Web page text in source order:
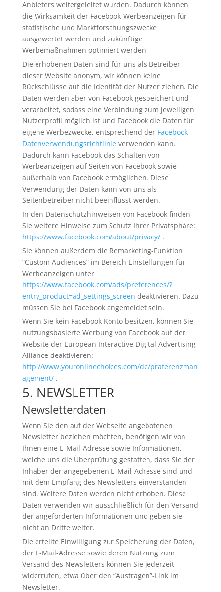
Anbieters weitergeleitet wurden. Dadurch können
die Wirksamkeit der Facebook-Werbeanzeigen für
statistische und Marktforschungszwecke
ausgewertet werden und zukünftige
Werbemaßnahmen optimiert werden.
Die erhobenen Daten sind für uns als Betreiber
dieser Website anonym, wir können keine
Rückschlüsse auf die Identität der Nutzer ziehen. Die
Daten werden aber von Facebook gespeichert und
verarbeitet, sodass eine Verbindung zum jeweiligen
Nutzerprofil möglich ist und Facebook die Daten für
eigene Werbezwecke, entsprechend der Facebook-
Datenverwendungsrichtlinie verwenden kann.
Dadurch kann Facebook das Schalten von
Werbeanzeigen auf Seiten von Facebook sowie
außerhalb von Facebook ermöglichen. Diese
Verwendung der Daten kann von uns als
Seitenbetreiber nicht beeinflusst werden.
In den Datenschutzhinweisen von Facebook finden
Sie weitere Hinweise zum Schutz Ihrer Privatsphäre:
https://www.facebook.com/about/privacy/ .
Sie können außerdem die Remarketing-Funktion
“Custom Audiences” im Bereich Einstellungen für
Werbeanzeigen unter
https://www.facebook.com/ads/preferences/?
entry_product=ad_settings_screen deaktivieren. Dazu
müssen Sie bei Facebook angemeldet sein.
Wenn Sie kein Facebook Konto besitzen, können Sie
nutzungsbasierte Werbung von Facebook auf der
Website der European Interactive Digital Advertising
Alliance deaktivieren:
http://www.youronlinechoices.com/de/praferenzman
agement/ .
5. NEWSLETTER
Newsletterdaten
Wenn Sie den auf der Webseite angebotenen
Newsletter beziehen möchten, benötigen wir von
Ihnen eine E-Mail-Adresse sowie Informationen,
welche uns die Überprüfung gestatten, dass Sie der
Inhaber der angegebenen E-Mail-Adresse sind und
mit dem Empfang des Newsletters einverstanden
sind. Weitere Daten werden nicht erhoben. Diese
Daten verwenden wir ausschließlich für den Versand
der angeforderten Informationen und geben sie
nicht an Dritte weiter.
Die erteilte Einwilligung zur Speicherung der Daten,
der E-Mail-Adresse sowie deren Nutzung zum
Versand des Newsletters können Sie jederzeit
widerrufen, etwa über den “Austragen”-Link im
Newsletter.